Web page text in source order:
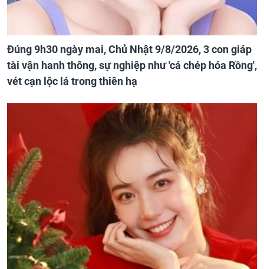
Đúng 9h30 ngày mai, Chủ Nhật 9/8/2026, 3 con giáp
tài vận hanh thông, sự nghiệp như 'cá chép hóa Rồng',
vét cạn lộc lá trong thiên hạ